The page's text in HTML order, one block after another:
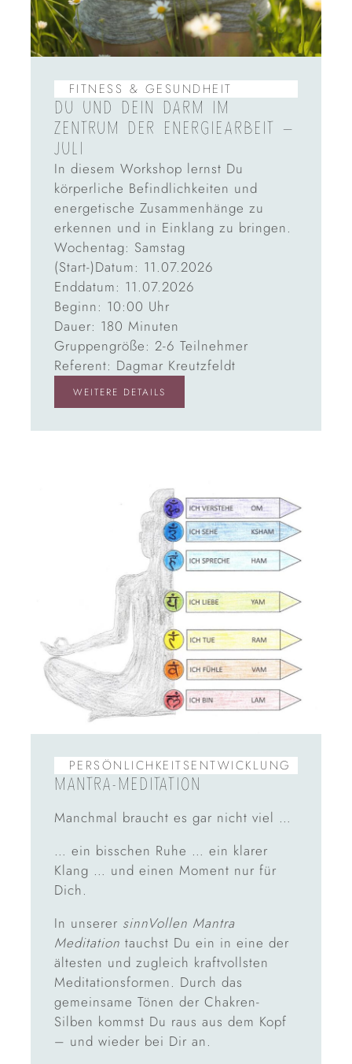
FITNESS & GESUNDHEIT
DU UND DEIN DARM IM
ZENTRUM DER ENERGIEARBEIT –
JULI
In diesem Workshop lernst Du
körperliche Befindlichkeiten und
energetische Zusammenhänge zu
erkennen und in Einklang zu bringen.
Wochentag: Samstag
(Start-)Datum: 11.07.2026
Enddatum: 11.07.2026
Beginn: 10:00 Uhr
Dauer: 180 Minuten
Gruppengröße: 2-6 Teilnehmer
Referent: Dagmar Kreutzfeldt
WEITERE DETAILS
PERSÖNLICHKEITS­ENTWICKLUNG
MANTRA-MEDITATION
Manchmal braucht es gar nicht viel …
… ein bisschen Ruhe … ein klarer
Klang … und einen Moment nur für
Dich.
In unserer sinnVollen Mantra
Meditation tauchst Du ein in eine der
ältesten und zugleich kraftvollsten
Meditationsformen. Durch das
gemeinsame Tönen der Chakren-
Silben kommst Du raus aus dem Kopf
– und wieder bei Dir an.